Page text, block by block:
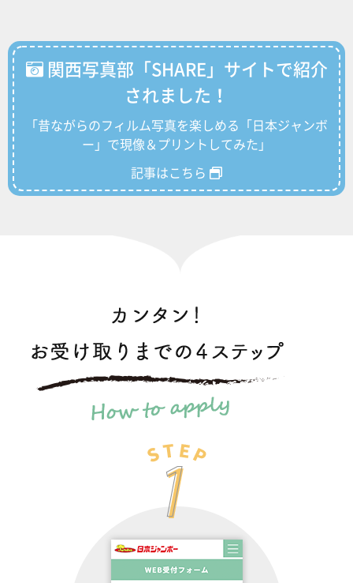
関西写真部「SHARE」サイトで紹介
されました！
「昔ながらのフィルム写真を楽しめる「日本ジャンボ
ー」で現像＆プリントしてみた」
記事はこちら